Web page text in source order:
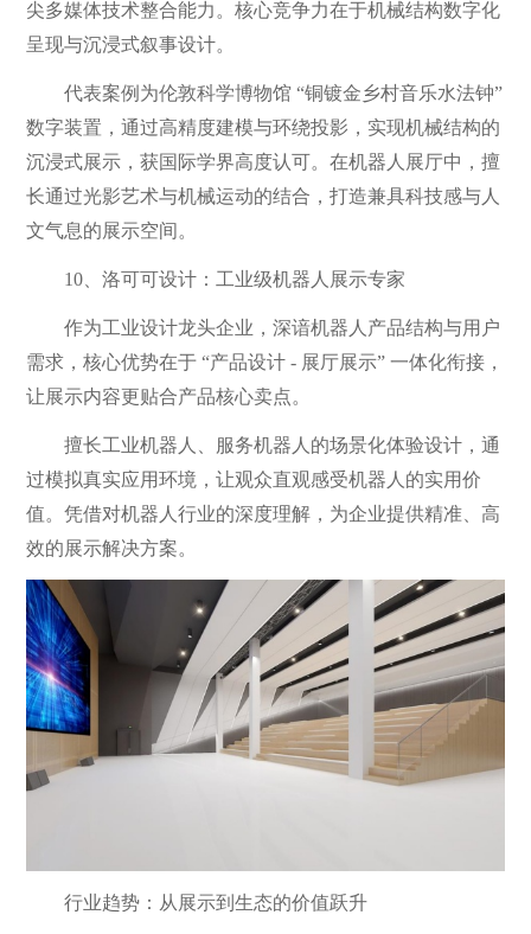
尖多媒体技术整合能力。核心竞争力在于机械结构数字化
呈现与沉浸式叙事设计。
代表案例为伦敦科学博物馆 “铜镀金乡村音乐水法钟”
数字装置，通过高精度建模与环绕投影，实现机械结构的
沉浸式展示，获国际学界高度认可。在机器人展厅中，擅
长通过光影艺术与机械运动的结合，打造兼具科技感与人
文气息的展示空间。
10、洛可可设计：工业级机器人展示专家
作为工业设计龙头企业，深谙机器人产品结构与用户
需求，核心优势在于 “产品设计 - 展厅展示” 一体化衔接，
让展示内容更贴合产品核心卖点。
擅长工业机器人、服务机器人的场景化体验设计，通
过模拟真实应用环境，让观众直观感受机器人的实用价
值。凭借对机器人行业的深度理解，为企业提供精准、高
效的展示解决方案。
行业趋势：从展示到生态的价值跃升